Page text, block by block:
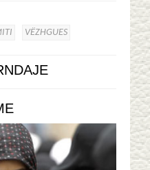
VËZHGUES